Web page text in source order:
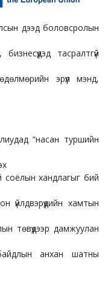
дээд боловсролын
тасралтгүй
эрүүл мэнд,
“насан туршийн
хандлагыг бий
хамтын
дамжуулан
анхан шатны